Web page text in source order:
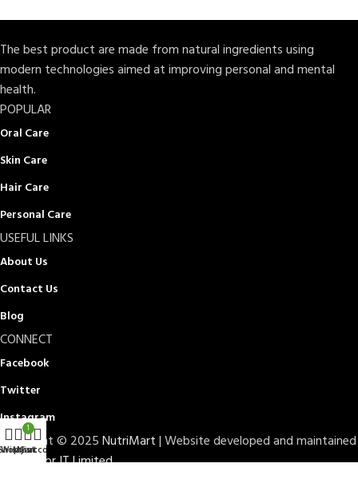
The best product are made from natural ingredients using
modern technologies aimed at improving personal and mental
health.
POPULAR
Oral Care
Skin Care
Hair Care
Personal Care
USEFUL LINKS
About Us
Contact Us
Blog
CONNECT
Facebook
Twitter
Instagram
Copyright © 2025NutriMart| Website developed and maintained
by Doptor IT Limited
Wishlist
1
Cart
My account